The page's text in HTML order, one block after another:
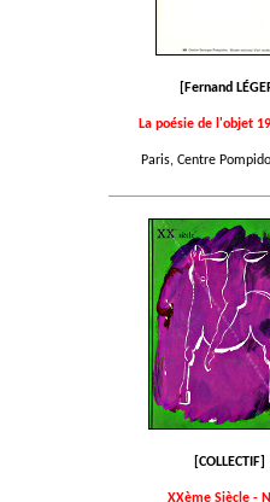
[Fernand
La poésie de l'objet
Paris, Centre
[COLLECTIF]
XXème Siècle -